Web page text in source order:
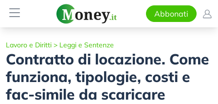
Abbonati
Lavoro e Diritti > Leggi e Sentenze
Contratto di locazione. Come
funziona, tipologie, costi e
fac-simile da scaricare